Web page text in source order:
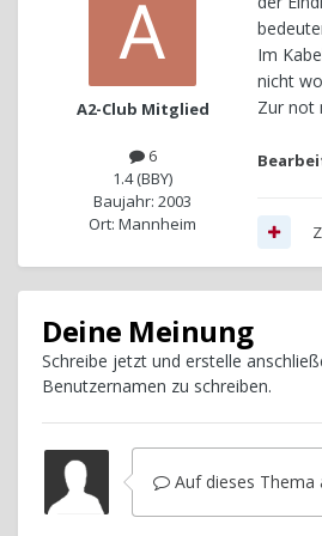
A2-Club Mitglied
6
1.4 (BBY)
Baujahr: 2003
Ort: Mannheim
Im
nicht
Zur not
Deine Meinung
Schreibe jetzt und erstelle
Benutzernamen zu schreiben.
Auf dieses Thema